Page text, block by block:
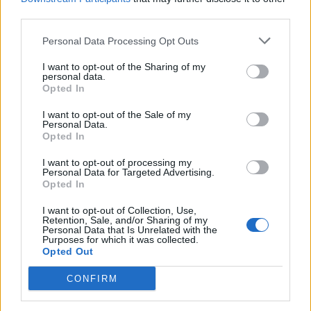
Personal Data Processing Opt Outs
I want to opt-out of the Sharing of my
personal data.
Opted In
I want to opt-out of the Sale of my
Personal Data.
Opted In
I want to opt-out of processing my
Personal Data for Targeted Advertising.
Opted In
I want to opt-out of Collection, Use,
Retention, Sale, and/or Sharing of my
Personal Data that Is Unrelated with the
Purposes for which it was collected.
Opted Out
CONFIRM